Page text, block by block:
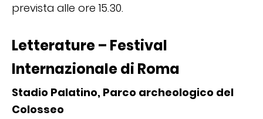
prevista alle ore 15.30.
Letterature – Festival
Internazionale di Roma
Stadio Palatino, Parco archeologico del
Colosseo